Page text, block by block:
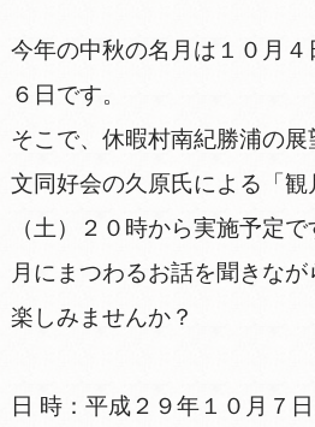
今年の中秋の名月は１０月４
６日です。
そこで、休暇村南紀勝浦の
文同好会の久原氏による「観
（土）２０時から実施予定で
月にまつわるお話を聞きな
楽しみませんか？
日 時：平成２９年１０月７